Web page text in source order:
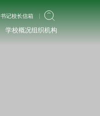
书记校长信箱
学校概况组织机构